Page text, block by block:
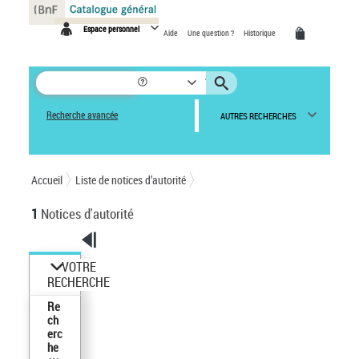
Espace personnel Aide Une question ? Historique
Recherche avancée AUTRES RECHERCHES
Accueil Liste de notices d’autorité
1 Notices d'autorité
VOTRE
RECHERCHE
Re
ch
erc
he
Panneau de gestion des cookies